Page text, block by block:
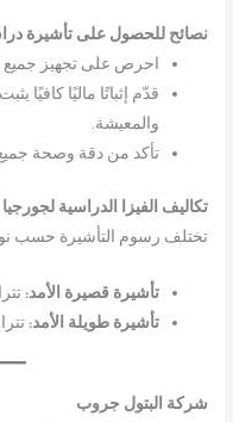
نصائح للحصول على تأشيرة
احرص على تجهيز جميع
قدّم إثباتًا ماليًا كافيًا
والمعيشة.
تأكد من دقة وصحة جميع
تكاليف الفيزا الدراسية لجورجيا
تختلف رسوم التأشيرة حسب
تأشيرة قصيرة الأمد:
تأشيرة طويلة الأمد: تتراوح
شركة البتول جروب